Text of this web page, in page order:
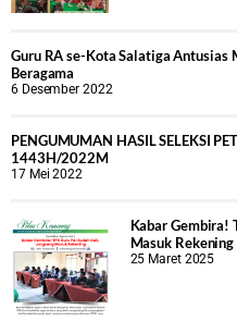
Guru RA se-Kota Salatiga Antusias
Beragama
6 Desember 2022
PENGUMUMAN HASIL SELEKSI
1443H/2022M
17 Mei 2022
Kabar Gembira!
Masuk Rekening
25 Maret 2025